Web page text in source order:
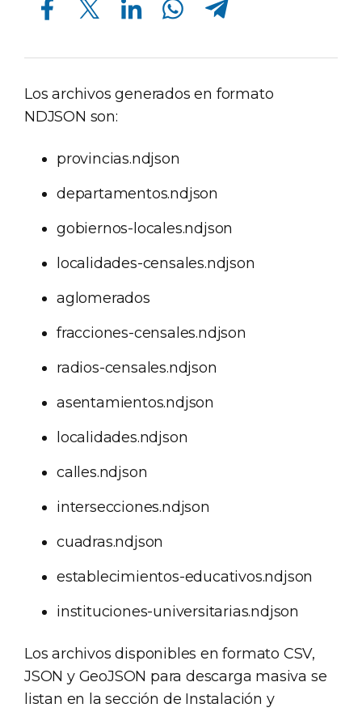
Los archivos generados en formato
NDJSON son:
provincias.ndjson
departamentos.ndjson
gobiernos-locales.ndjson
localidades-censales.ndjson
aglomerados
fracciones-censales.ndjson
radios-censales.ndjson
asentamientos.ndjson
localidades.ndjson
calles.ndjson
intersecciones.ndjson
cuadras.ndjson
establecimientos-educativos.ndjson
instituciones-universitarias.ndjson
Los archivos disponibles en formato CSV,
JSON y GeoJSON para descarga masiva se
listan en la sección de Instalación y